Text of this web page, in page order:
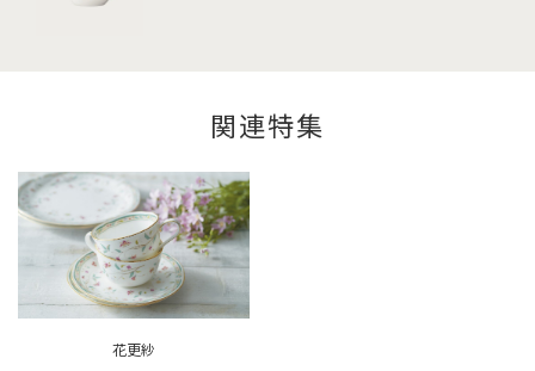
関連特集
花更紗